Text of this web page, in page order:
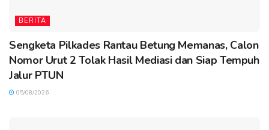
BERITA
Sengketa Pilkades Rantau Betung Memanas, Calon
Nomor Urut 2 Tolak Hasil Mediasi dan Siap Tempuh
Jalur PTUN
05/08/2026